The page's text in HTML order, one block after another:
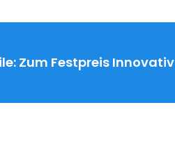
Zum Festpreis Innovativ